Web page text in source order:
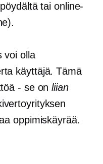
tai online-
voi olla
käyttäjä. Tämä
- se onliian
oppimiskäyrää.